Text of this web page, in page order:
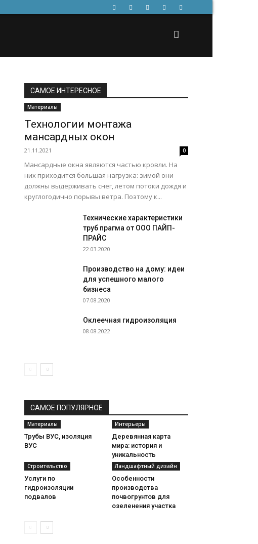
САМОЕ ИНТЕРЕСНОЕ
Материалы
Технологии монтажа
мансардных окон
21.11.2021 0
Мансардные окна являются частью кровли. На
них приходится большая нагрузка: зимой они
должны выдерживать снег, летом потоки дождя и
круглогодично порывы ветра. Поэтому к...
Технические характеристики
труб прагма от ООО ПАЙП-
ПРАЙС
22.03.2020
Производство на дому: идеи
для успешного малого
бизнеса
07.08.2020
Оклеечная гидроизоляция
08.08.2022
САМОЕ ПОПУЛЯРНОЕ
Материалы
Трубы ВУС, изоляция
ВУС
Интерьеры
Деревянная карта
мира: история и
уникальность
Строительство
Услуги по
гидроизоляции
подвалов
Ландшафтный дизайн
Особенности
производства
почвогрунтов для
озеленения участка